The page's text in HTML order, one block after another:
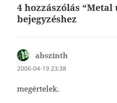
4 hozzászólás “Metal
bejegyzéshez
abszinth
2006-04-19 23:38
megértelek.